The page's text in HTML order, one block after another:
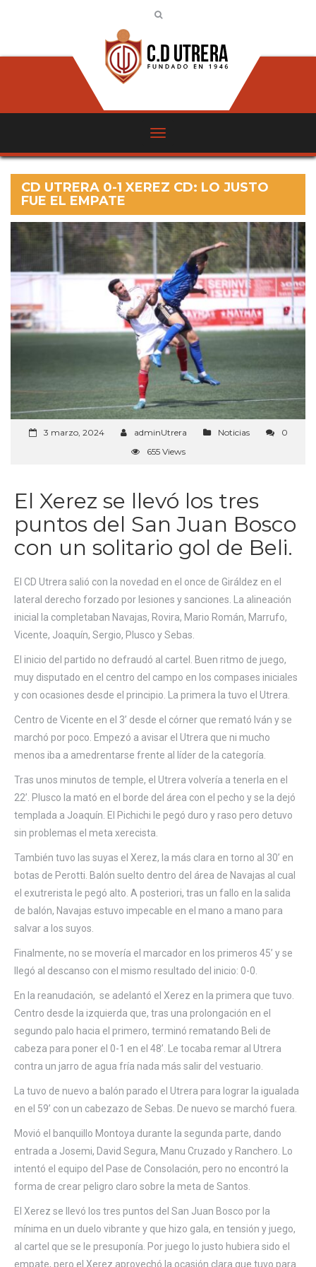
CD UTRERA 0-1 XEREZ CD: LO JUSTO
FUE EL EMPATE
3 marzo, 2024 adminUtrera Noticias
0
655 Views
El Xerez se llevó los tres
puntos del San Juan Bosco
con un solitario gol de Beli.
El CD Utrera salió con la novedad en el once de Giráldez en el
lateral derecho forzado por lesiones y sanciones. La alineación
inicial la completaban Navajas, Rovira, Mario Román, Marrufo,
Vicente, Joaquín, Sergio, Plusco y Sebas.
El inicio del partido no defraudó al cartel. Buen ritmo de juego,
muy disputado en el centro del campo en los compases iniciales
y con ocasiones desde el principio. La primera la tuvo el Utrera.
Centro de Vicente en el 3’ desde el córner que remató Iván y se
marchó por poco. Empezó a avisar el Utrera que ni mucho
menos iba a amedrentarse frente al líder de la categoría.
Tras unos minutos de temple, el Utrera volvería a tenerla en el
22’. Plusco la mató en el borde del área con el pecho y se la dejó
templada a Joaquín. El Pichichi le pegó duro y raso pero detuvo
sin problemas el meta xerecista.
También tuvo las suyas el Xerez, la más clara en torno al 30’ en
botas de Perotti. Balón suelto dentro del área de Navajas al cual
el exutrerista le pegó alto. A posteriori, tras un fallo en la salida
de balón, Navajas estuvo impecable en el mano a mano para
salvar a los suyos.
Finalmente, no se movería el marcador en los primeros 45’ y se
llegó al descanso con el mismo resultado del inicio: 0-0.
En la reanudación, se adelantó el Xerez en la primera que tuvo.
Centro desde la izquierda que, tras una prolongación en el
segundo palo hacia el primero, terminó rematando Beli de
cabeza para poner el 0-1 en el 48’. Le tocaba remar al Utrera
contra un jarro de agua fría nada más salir del vestuario.
La tuvo de nuevo a balón parado el Utrera para lograr la igualada
en el 59’ con un cabezazo de Sebas. De nuevo se marchó fuera.
Movió el banquillo Montoya durante la segunda parte, dando
entrada a Josemi, David Segura, Manu Cruzado y Ranchero. Lo
intentó el equipo del Pase de Consolación, pero no encontró la
forma de crear peligro claro sobre la meta de Santos.
El Xerez se llevó los tres puntos del San Juan Bosco por la
mínima en un duelo vibrante y que hizo gala, en tensión y juego,
al cartel que se le presuponía. Por juego lo justo hubiera sido el
empate, pero el Xerez aprovechó la ocasión clara que tuvo para